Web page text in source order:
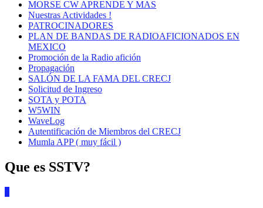
MORSE CW APRENDE Y MAS
Nuestras Actividades !
PATROCINADORES
PLAN DE BANDAS DE RADIOAFICIONADOS EN
MEXICO
Promoción de la Radio afición
Propagación
SALÓN DE LA FAMA DEL CRECJ
Solicitud de Ingreso
SOTA y POTA
W5WIN
WaveLog
Autentificación de Miembros del CRECJ
Mumla APP ( muy fácil )
Que es SSTV?